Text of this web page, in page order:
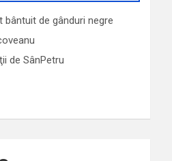
bântuit de gânduri negre
de SânPetru